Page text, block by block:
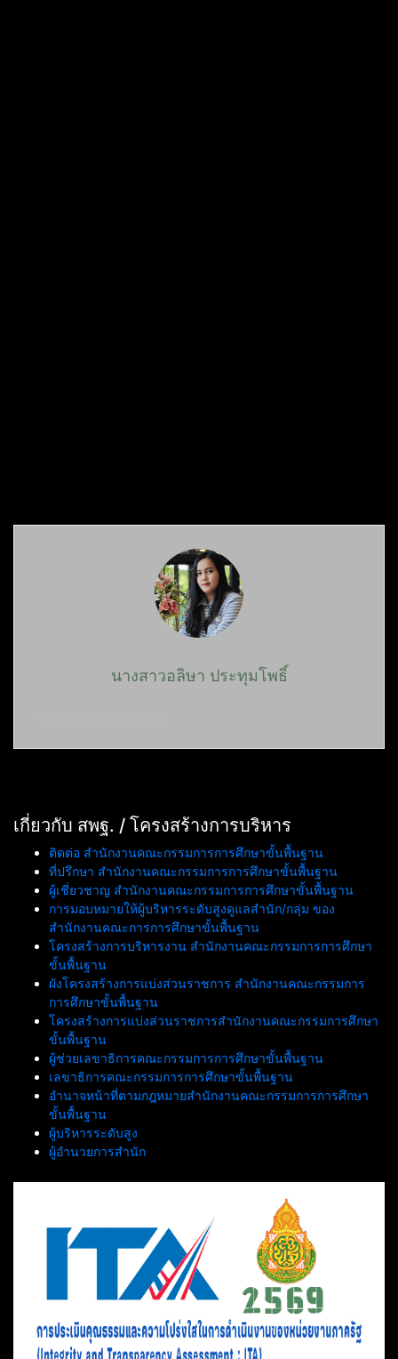
นางสาวอลิษา ประทุมโพธิ์
เกี่ยวกับ สพฐ. / โครงสร้างการบริหาร
ติดต่อ สำนักงานคณะกรรมการการศึกษาขั้นพื้นฐาน
ที่ปรึกษา สำนักงานคณะกรรมการการศึกษาขั้นพื้นฐาน
ผู้เชี่ยวชาญ สำนักงานคณะกรรมการการศึกษาขั้นพื้นฐาน
การมอบหมายให้ผู้บริหารระดับสูงดูแลสำนัก/กลุ่ม ของ
สำนักงานคณะการการศึกษาขั้นพื้นฐาน
โครงสร้างการบริหารงาน สำนักงานคณะกรรมการการศึกษา
ขั้นพื้นฐาน
ผังโครงสร้างการแบ่งส่วนราชการ สำนักงานคณะกรรมการ
การศึกษาขั้นพื้นฐาน
โครงสร้างการแบ่งส่วนราชการสำนักงานคณะกรรมการศึกษา
ขั้นพื้นฐาน
ผู้ช่วยเลขาธิการคณะกรรมการการศึกษาขั้นพื้นฐาน
เลขาธิการคณะกรรมการการศึกษาขั้นพื้นฐาน
อำนาจหน้าที่ตามกฎหมายสำนักงานคณะกรรมการการศึกษา
ขั้นพื้นฐาน
ผู้บริหารระดับสูง
ผู้อำนวยการสำนัก